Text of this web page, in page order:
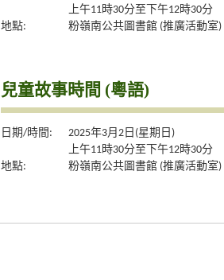
上午11時30分至下午12時30分
地點:
粉嶺南公共圖書館 (推廣活動室)
兒童故事時間 (粵語)
日期/時間:
2025年3月2日(星期日)
上午11時30分至下午12時30分
地點:
粉嶺南公共圖書館 (推廣活動室)